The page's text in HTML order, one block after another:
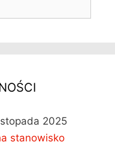
2025
stanowisko